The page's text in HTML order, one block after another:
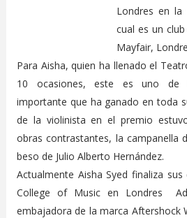
Londres en la
cual es un
Mayfair,
Para Aisha, quien ha llenado el
10 ocasiones, este es uno de
importante que ha ganado en toda
de la violinista en el premio
obras contrastantes, la campanella
beso de Julio Alberto Hernández.
Actualmente Aisha Syed finaliza
College of Music en Londres
embajadora de la marca